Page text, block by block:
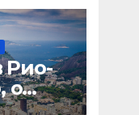
Рио-
о